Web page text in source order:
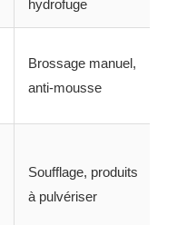
hydrofuge
Brossage manuel,
anti-mousse
Soufflage, produits
à pulvériser